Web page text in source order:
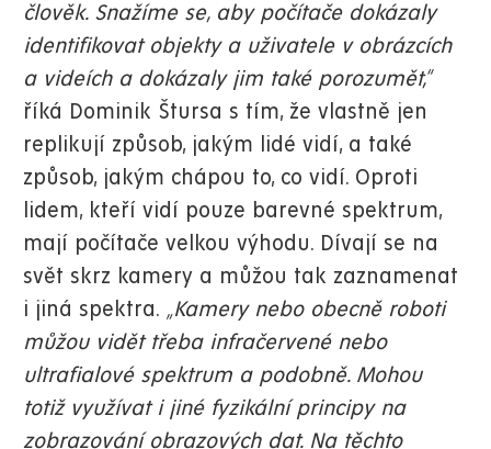
člověk. Snažíme se, aby počítače dokázaly
identifikovat objekty a uživatele v obrázcích
a videích a dokázaly jim také porozumět,“
říká Dominik Štursa s tím, že vlastně jen
replikují způsob, jakým lidé vidí, a také
způsob, jakým chápou to, co vidí. Oproti
lidem, kteří vidí pouze barevné spektrum,
mají počítače velkou výhodu. Dívají se na
svět skrz kamery a můžou tak zaznamenat
i jiná spektra. „Kamery nebo obecně roboti
můžou vidět třeba infračervené nebo
ultrafialové spektrum a podobně. Mohou
totiž využívat i jiné fyzikální principy na
zobrazování obrazových dat. Na těchto